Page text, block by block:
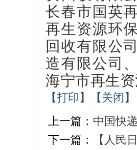
长春市国英
再生资源环
回收有限公
造有限公司
海宁市再生
【打印】
【关闭】
上一篇： 中国快
下一篇：
【人民